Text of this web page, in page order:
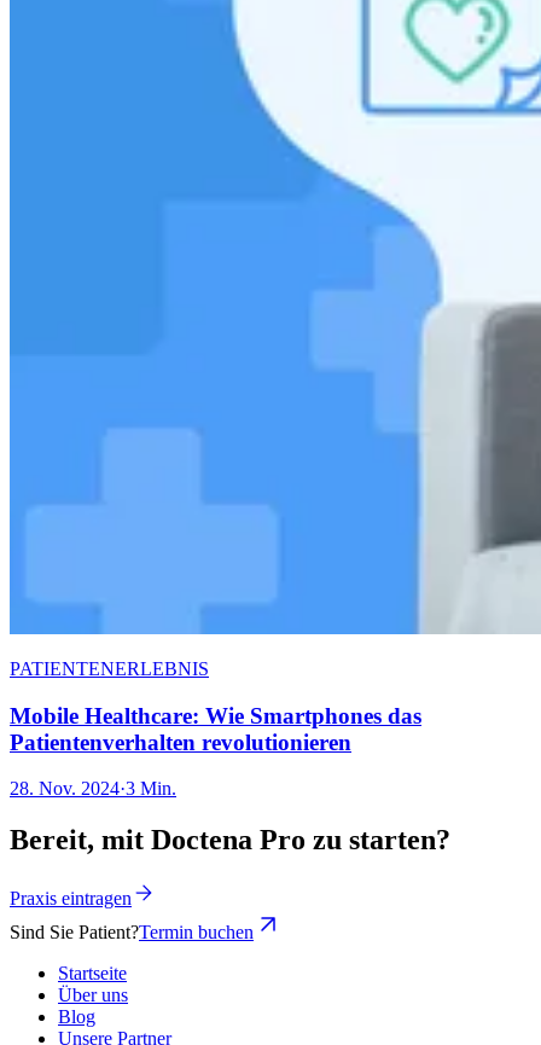
PATIENTENERLEBNIS
Mobile Healthcare: Wie Smartphones das
Patientenverhalten revolutionieren
28. Nov. 2024·3 Min.
Bereit, mit Doctena Pro zu starten?
Praxis eintragen
Sind Sie Patient?Termin buchen
Startseite
Über uns
Blog
Unsere Partner